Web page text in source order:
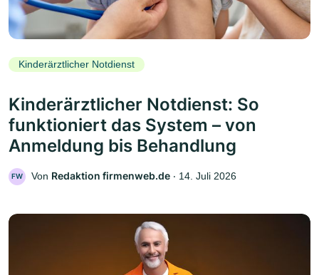
Kinderärztlicher Notdienst
Kinderärztlicher Notdienst: So
funktioniert das System – von
Anmeldung bis Behandlung
FW Von Redaktion firmenweb.de ‧ 14. Juli 2026